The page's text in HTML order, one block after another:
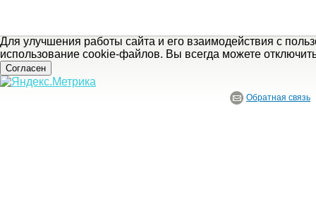
Для улучшения работы сайта и его взаимодействия с
использование cookie-файлов. Вы всегда можете
Согласен
Обратная связь